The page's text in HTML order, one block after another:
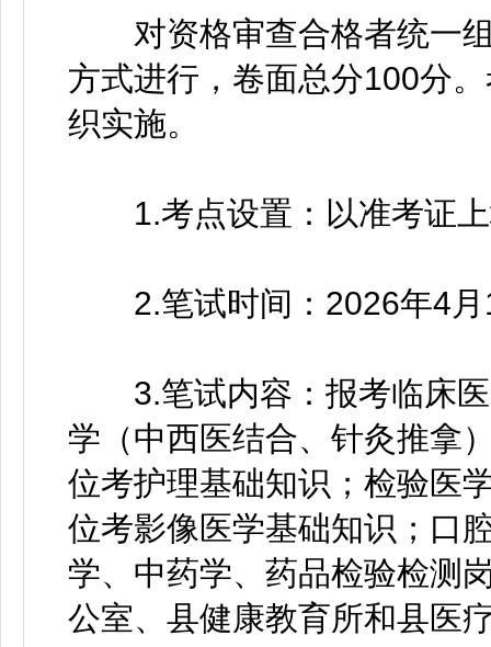
对资格审查合格者统一组
方式进行，卷面总分100分
织实施。
1.考点设置：以准考证上
2.笔试时间：2026年4月
3.笔试内容：报考临床医
学（中西医结合、针灸推拿
位考护理基础知识；检验医
位考影像医学基础知识；口
学、中药学、药品检验检测
公室、县健康教育所和县医